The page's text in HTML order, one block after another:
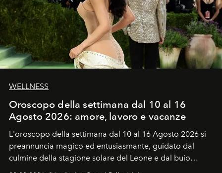
WELLNESS
Oroscopo della settimana dal 10 al 16
Agosto 2026: amore, lavoro e vacanze
L'oroscopo della settimana dal 10 al 16 Agosto 2026 si
preannuncia magico ed entusiasmante, guidato dal
culmine della stagione solare del Leone e dal buio
favorevole della Luna nuova in Leone del 12 agosto,